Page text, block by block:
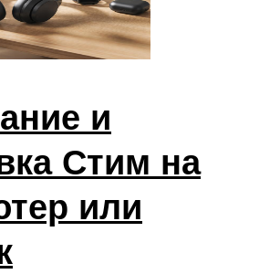
и
Стим на
или